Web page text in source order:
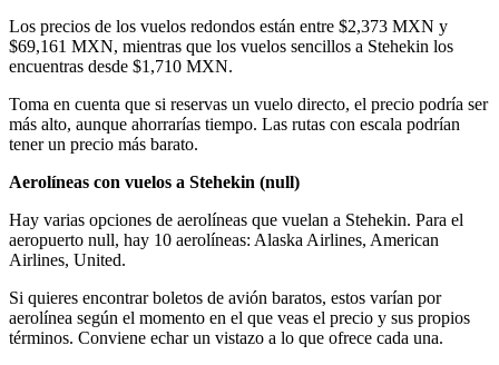
Los precios de los vuelos redondos están entre $2,373 MXN y
$69,161 MXN, mientras que los vuelos sencillos a Stehekin los
encuentras desde $1,710 MXN.
Toma en cuenta que si reservas un vuelo directo, el precio podría ser
más alto, aunque ahorrarías tiempo. Las rutas con escala podrían
tener un precio más barato.
Aerolíneas con vuelos a Stehekin (null)
Hay varias opciones de aerolíneas que vuelan a Stehekin. Para el
aeropuerto null, hay 10 aerolíneas: Alaska Airlines, American
Airlines, United.
Si quieres encontrar boletos de avión baratos, estos varían por
aerolínea según el momento en el que veas el precio y sus propios
términos. Conviene echar un vistazo a lo que ofrece cada una.